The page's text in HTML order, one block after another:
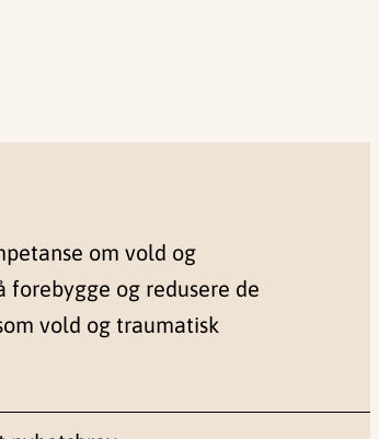
om vold og
forebygge og redusere de
vold og traumatisk